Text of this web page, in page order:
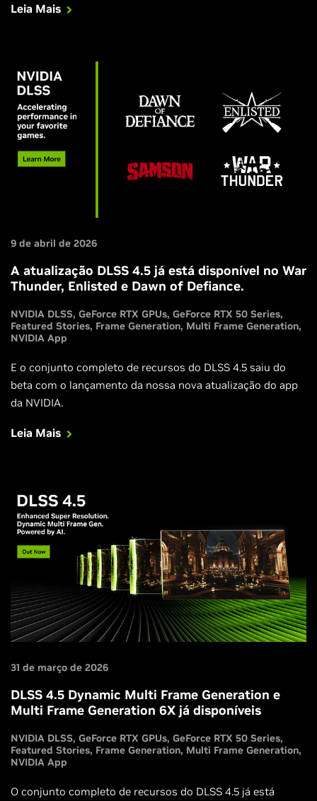
4.5.
Leia Mais
9 de abril de 2026
A atualização DLSS 4.5 já está disponível no War
Thunder, Enlisted e Dawn of Defiance.
NVIDIA DLSS GeForce RTX GPUs GeForce RTX 50 Series
Featured Stories Frame Generation Multi Frame Generation
NVIDIA App
E o conjunto completo de recursos do DLSS 4.5 saiu do
beta com o lançamento da nossa nova atualização do app
da NVIDIA.
Leia Mais
31 de março de 2026
DLSS 4.5 Dynamic Multi Frame Generation e
Multi Frame Generation 6X já disponíveis
NVIDIA DLSS GeForce RTX GPUs GeForce RTX 50 Series
Featured Stories Frame Generation Multi Frame Generation
NVIDIA App
O conjunto completo de recursos do DLSS 4.5 já está